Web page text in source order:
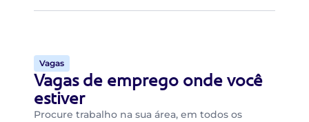
Vagas
Vagas de emprego onde você
estiver
Procure trabalho na sua área, em todos os